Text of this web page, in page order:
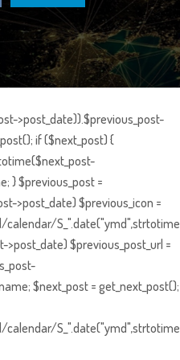
>post_date)).$previous_post-
if ($next_post) {
} $previous_post =
>post_date) $previous_icon =
>post_date) $previous_post_url =
$next_post = get_next_post();